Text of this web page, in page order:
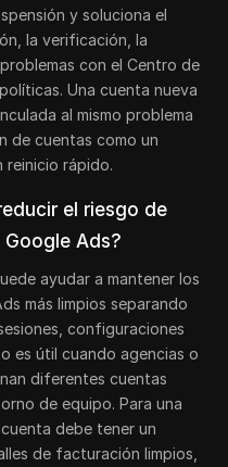
y soluciona el
la verificación, la
con el Centro de
Una cuenta nueva
al mismo problema
de cuentas como un
reinicio rápido.
el riesgo de
Ads?
ayudar a mantener los
más limpios separando
configuraciones
es útil cuando agencias o
diferentes cuentas
de equipo. Para una
debe tener un
de facturación limpios,